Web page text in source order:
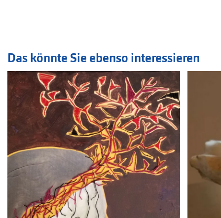
Das könnte Sie ebenso interessieren
Veranstaltung1bis2von12sichtbar.